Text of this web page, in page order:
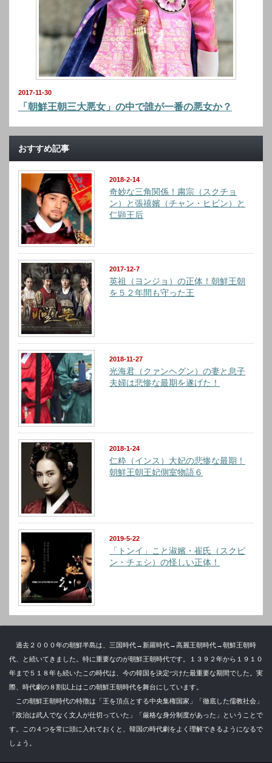
2017-11-30
「朝鮮王朝三大悪女」の中で誰が一番の悪女か？
おすすめ記事
2018-2-14
奇妙な三角関係！粛宗（スクチョ
ン）と張禧嬪（チャン・ヒビン）と
仁顕王后
2017-12-7
英祖（ヨンジョ）の正体！朝鮮王朝
を５２年間も守った王
2018-11-27
光海君（クァンヘグン）の妻と息子
夫婦は悲惨な最期を遂げた！
2018-1-24
仁粋（インス）大妃の悲惨な最期！
朝鮮王朝王妃側室物語６
2019-5-22
「トンイ」こと淑嬪・崔氏（スクピ
ン・チェシ）の怪しい正体！
過去２０００年の朝鮮半島は、三国時代→新羅時代→高麗王朝時代→朝鮮王朝時
代、と続いてきました。特に重要なのが朝鮮王朝時代です。１３９２年から１９１０
年まで５１８年も続いたこの時代は、今の韓国を決定づけた最重要な期間でした。実
際、時代劇の８割以上はこの朝鮮王朝時代を舞台にしています。
この朝鮮王朝時代の特徴は「王を頂点とする中央集権国家」「徹底した儒教社会」
「政治は武人でなく文人が仕切っていた」「厳格な身分制度があった」ということで
す。この４つを常に頭に入れておくと、韓国の時代劇をよく理解できるようになるで
しょう。